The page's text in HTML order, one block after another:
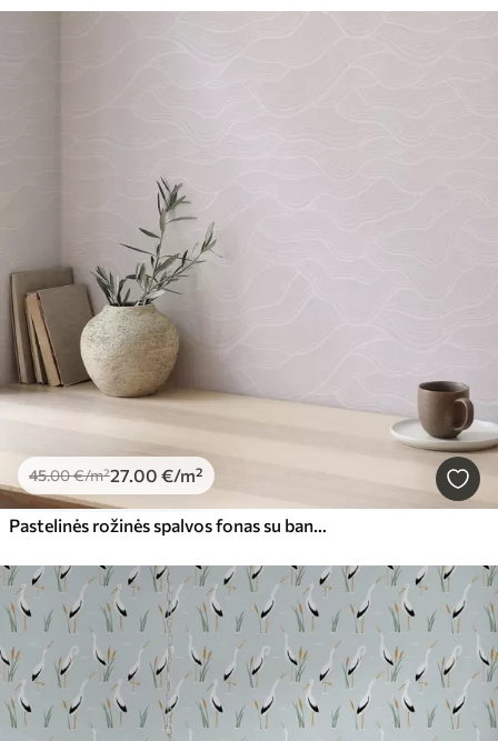
45.00€/m²27.00 €/m²
Pastelinės rožinės spalvos fonas su banguotomis linijomis